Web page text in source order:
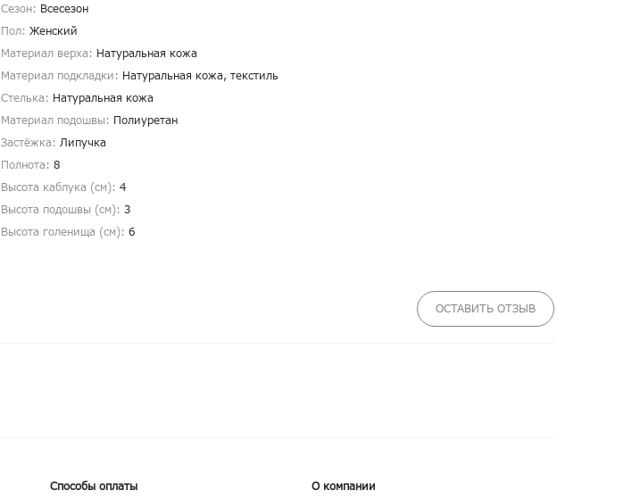
Сезон: Всесезон
Пол: Женский
Материал верха: Натуральная кожа
Материал подкладки: Натуральная кожа, текстиль
Стелька: Натуральная кожа
Материал подошвы: Полиуретан
Застёжка: Липучка
Полнота: 8
Высота каблука (см): 4
Высота подошвы (см): 3
Высота голенища (cм): 6
ОСТАВИТЬ ОТЗЫВ
Способы оплаты О компании